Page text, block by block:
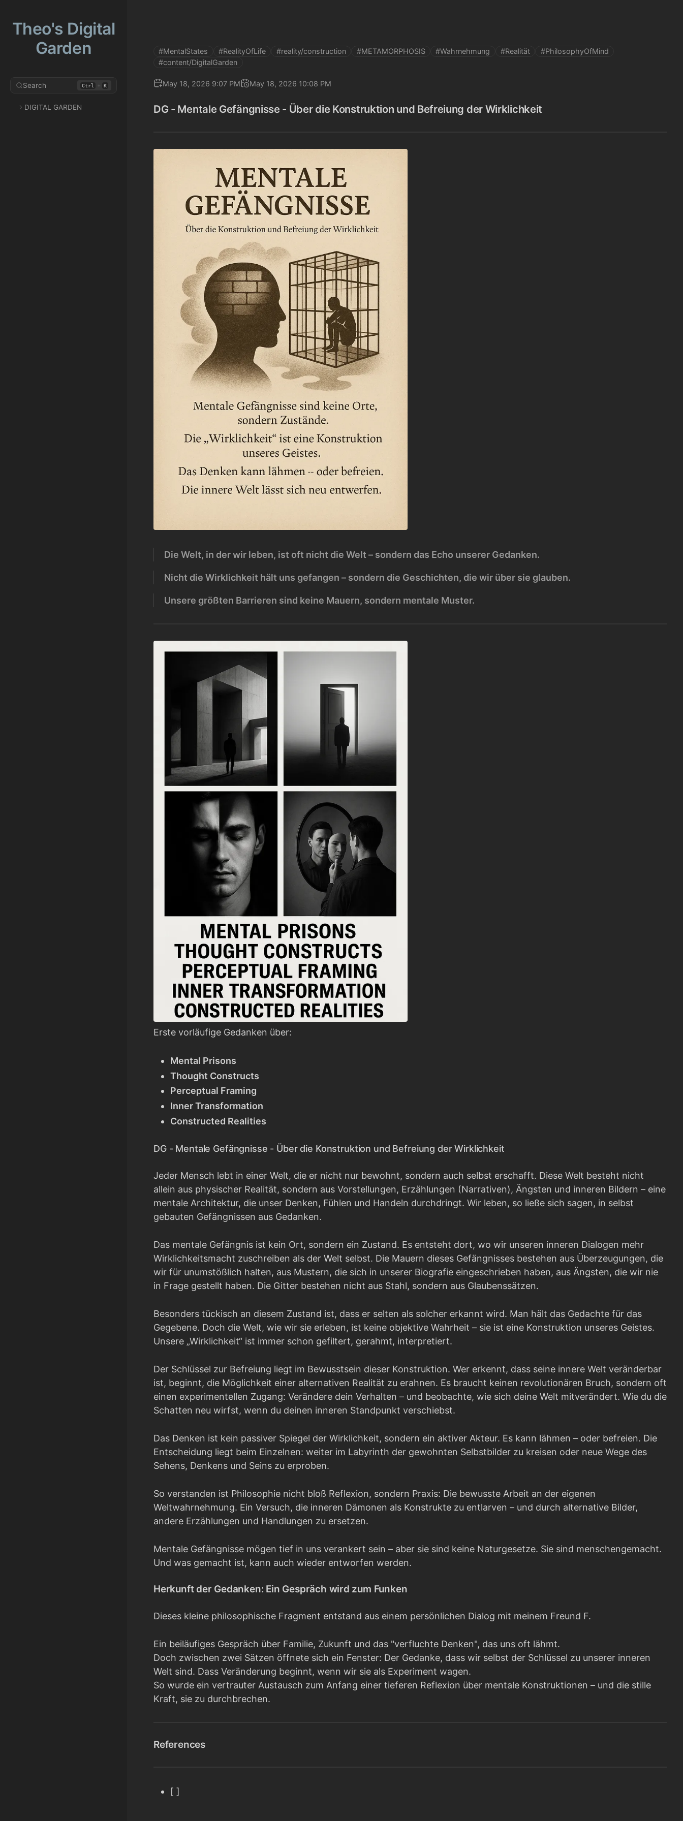
Theo's Digital
Garden
Search Ctrl + K
DIGITAL GARDEN
#MentalStates #RealityOfLife #reality/construction #METAMORPHOSIS #Wahrnehmung #Realität
#PhilosophyOfMind
#content/DigitalGarden
May 18, 2026 9:07 PM May 18, 2026 10:08 PM
DG - Mentale Gefängnisse - Über die Konstruktion und Befreiung der Wirklichkeit
Die Welt, in der wir leben, ist oft nicht die Welt – sondern das Echo unserer Gedanken.
Nicht die Wirklichkeit hält uns gefangen – sondern die Geschichten, die wir über sie glauben.
Unsere größten Barrieren sind keine Mauern, sondern mentale Muster.
Erste vorläufige Gedanken über:
Mental Prisons
Thought Constructs
Perceptual Framing
Inner Transformation
Constructed Realities
DG - Mentale Gefängnisse - Über die Konstruktion und Befreiung der Wirklichkeit
Jeder Mensch lebt in einer Welt, die er nicht nur bewohnt, sondern auch selbst erschafft. Diese Welt besteht nicht
allein aus physischer Realität, sondern aus Vorstellungen, Erzählungen (Narrativen), Ängsten und inneren Bildern – eine
mentale Architektur, die unser Denken, Fühlen und Handeln durchdringt. Wir leben, so ließe sich sagen, in selbst
gebauten Gefängnissen aus Gedanken.
Das mentale Gefängnis ist kein Ort, sondern ein Zustand. Es entsteht dort, wo wir unseren inneren Dialogen mehr
Wirklichkeitsmacht zuschreiben als der Welt selbst. Die Mauern dieses Gefängnisses bestehen aus Überzeugungen, die
wir für unumstößlich halten, aus Mustern, die sich in unserer Biografie eingeschrieben haben, aus Ängsten, die wir nie
in Frage gestellt haben. Die Gitter bestehen nicht aus Stahl, sondern aus Glaubenssätzen.
Besonders tückisch an diesem Zustand ist, dass er selten als solcher erkannt wird. Man hält das Gedachte für das
Gegebene. Doch die Welt, wie wir sie erleben, ist keine objektive Wahrheit – sie ist eine Konstruktion unseres Geistes.
Unsere „Wirklichkeit“ ist immer schon gefiltert, gerahmt, interpretiert.
Der Schlüssel zur Befreiung liegt im Bewusstsein dieser Konstruktion. Wer erkennt, dass seine innere Welt veränderbar
ist, beginnt, die Möglichkeit einer alternativen Realität zu erahnen. Es braucht keinen revolutionären Bruch, sondern oft
einen experimentellen Zugang: Verändere dein Verhalten – und beobachte, wie sich deine Welt mitverändert. Wie du die
Schatten neu wirfst, wenn du deinen inneren Standpunkt verschiebst.
Das Denken ist kein passiver Spiegel der Wirklichkeit, sondern ein aktiver Akteur. Es kann lähmen – oder befreien. Die
Entscheidung liegt beim Einzelnen: weiter im Labyrinth der gewohnten Selbstbilder zu kreisen oder neue Wege des
Sehens, Denkens und Seins zu erproben.
So verstanden ist Philosophie nicht bloß Reflexion, sondern Praxis: Die bewusste Arbeit an der eigenen
Weltwahrnehmung. Ein Versuch, die inneren Dämonen als Konstrukte zu entlarven – und durch alternative Bilder,
andere Erzählungen und Handlungen zu ersetzen.
Mentale Gefängnisse mögen tief in uns verankert sein – aber sie sind keine Naturgesetze. Sie sind menschengemacht.
Und was gemacht ist, kann auch wieder entworfen werden.
Herkunft der Gedanken: Ein Gespräch wird zum Funken
Dieses kleine philosophische Fragment entstand aus einem persönlichen Dialog mit meinem Freund F.
Ein beiläufiges Gespräch über Familie, Zukunft und das "verfluchte Denken", das uns oft lähmt.
Doch zwischen zwei Sätzen öffnete sich ein Fenster: Der Gedanke, dass wir selbst der Schlüssel zu unserer inneren
Welt sind. Dass Veränderung beginnt, wenn wir sie als Experiment wagen.
So wurde ein vertrauter Austausch zum Anfang einer tieferen Reflexion über mentale Konstruktionen – und die stille
Kraft, sie zu durchbrechen.
References
[ ]